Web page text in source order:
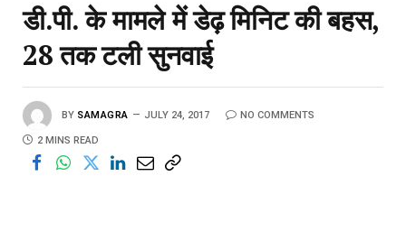
डी.पी. के मामले में डेढ़ मिनिट की बहस,
28 तक टली सुनवाई
BY SAMAGRA JULY 24, 2017 NO COMMENTS
2 MINS READ